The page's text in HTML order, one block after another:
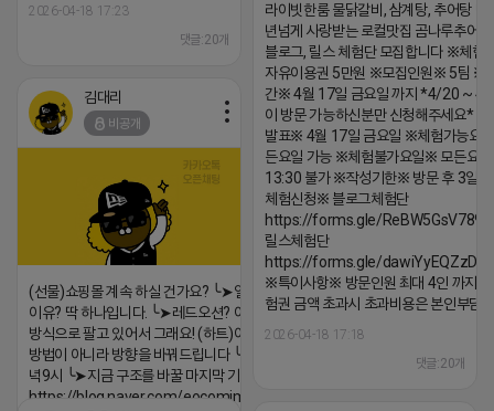
2026-04-18 17:23
댓글:20개
라이빗한룸 물닭갈비, 삼계탕, 추어탕 맛
년넘게 사랑받는 로컬맛집 곰나루추어
블로그, 릴스 체험단 모집합니다 ※체험
자유이용권 5만원 ※모집인원※ 5팀 ※
간※ 4월 17일 금요일 까지 *4/20 ~ 4/
이 방문 가능하신분만 신청해주세요* ※
발표※ 4월 17일 금요일 ※체험가능요
든요일 가능 ※체험불가요일※ 모든요
13:30 불가 ※작성기한※ 방문 후 3일
체험신청※ 블로그체험단
https://forms.gle/
릴스체험단
https://forms.gle/
※특이사항※ 방문인원 최대 4인 까지
험권 금액 초과시 초과비용은 본인부담
2026-04-18 17:18
댓글:20개
김대리
비공개
(선물)쇼핑몰 계속 하실 건가요? ╰➤열심히 해도 안되는
이유? 딱 하나입니다. ╰➤레드오션? 아니요! ╰➤모두 같은
방식으로 팔고 있어서 그래요! (하트)이번엔 다릅니다. ╰➤
방법이 아니라 방향을 바꿔드립니다 ╰➤4월 21일(화) 저
녁9시 ╰➤지금 구조를 바꿀 마지막 기회
https://blog.naver.com/eocomim/224250518436